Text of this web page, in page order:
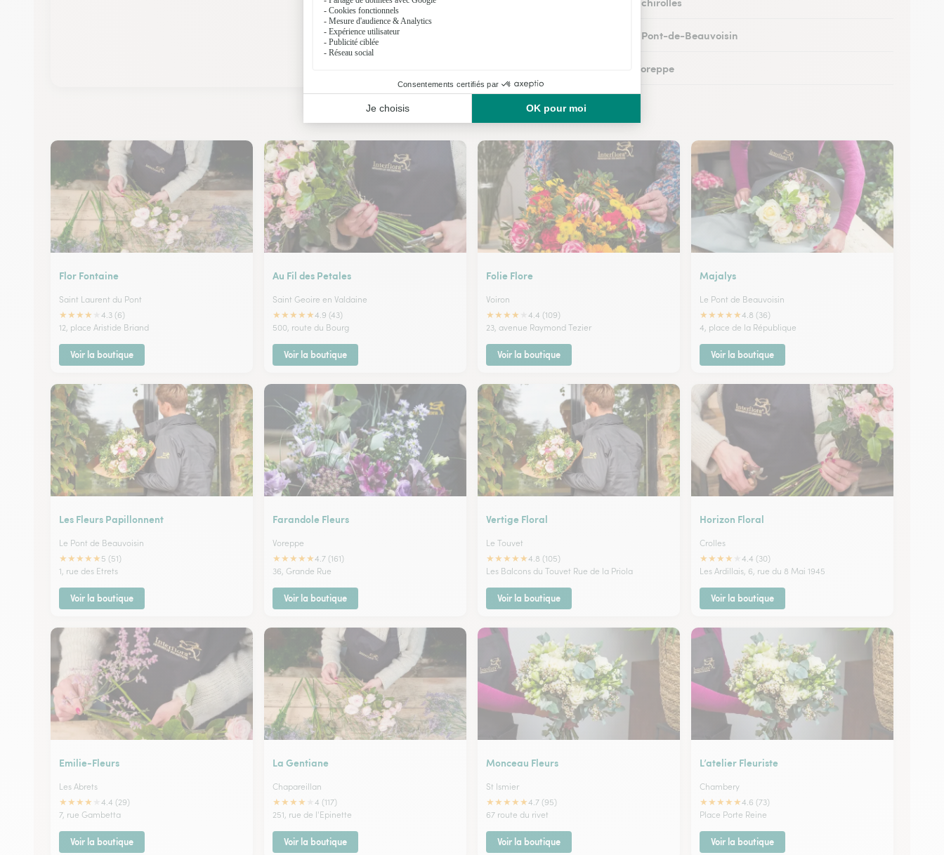
Fleuristes au Pont-de-Beauvoisin
Fleuristes à Voreppe
Nos fleuristes à Entre-deux-Guiers
Flor Fontaine
Saint Laurent du Pont
★★★★
4.3 (6)
12, place Aristide Briand
Voir la boutique
Au Fil des Petales
Saint Geoire en Valdaine
★★★★★4.9 (43)
500, route du Bourg
Voir la boutique
Folie Flore
Voiron
★★★★
4.4 (109)
23, avenue Raymond Tezier
Voir la boutique
Majalys
Le Pont de Beauvoisin
★★★★★4.8 (36)
4, place de la République
Voir la boutique
Les Fleurs Papillonnent
Le Pont de Beauvoisin
★★★★★ 5 (51)
1, rue des Etrets
Voir la boutique
Farandole Fleurs
Voreppe
★★★★★4.7 (161)
36, Grande Rue
Voir la boutique
Vertige Floral
Le Touvet
★★★★★4.8 (105)
Les Balcons du Touvet Rue de la Priola
Voir la boutique
Horizon Floral
Crolles
★★★★
4.4 (30)
Les Ardillais, 6, rue du 8 Mai 1945
Voir la boutique
Emilie-Fleurs
Les Abrets
★★★★
4.4 (29)
7, rue Gambetta
Voir la boutique
La Gentiane
Chapareillan
★★★★
4 (117)
251, rue de l'Epinette
Voir la boutique
Monceau Fleurs
St Ismier
★★★★★4.7 (95)
67 route du rivet
Voir la boutique
L’atelier Fleuriste
Chambery
★★★★★4.6 (73)
Place Porte Reine
Voir la boutique